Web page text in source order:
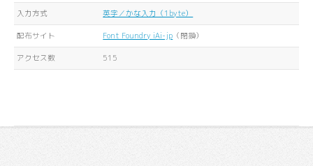
入力方式 英字／かな入力（1byte）
配布サイト Font Foundry iAi-jp （閉鎖）
アクセス数 515